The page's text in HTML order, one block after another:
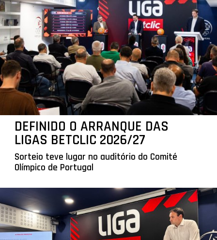
DEFINIDO O ARRANQUE DAS
LIGAS BETCLIC 2026/27
Sorteio teve lugar no auditório do Comité
Olímpico de Portugal